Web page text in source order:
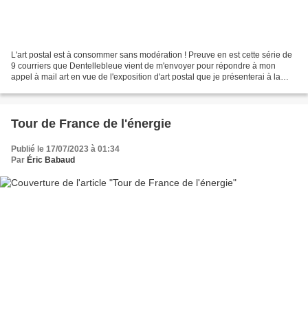
L'art postal est à consommer sans modération ! Preuve en est cette série de
9 courriers que Dentellebleue vient de m'envoyer pour répondre à mon
appel à mail art en vue de l'exposition d'art postal que je présenterai à la
Tour de France de l'énergie
Publié le 17/07/2023 à 01:34
Par Éric Babaud